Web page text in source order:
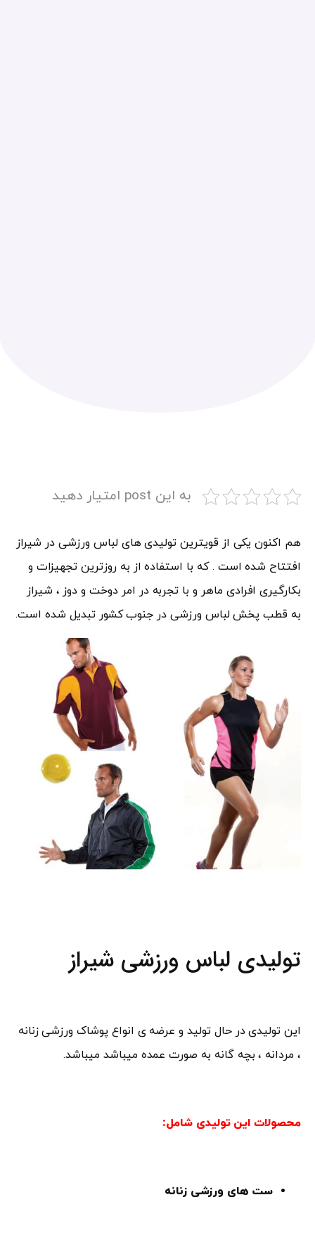
به این post امتیار دهید
هم اکنون یکی از قویترین تولیدی های لباس ورزشی در شیراز
افتتاح شده است . که با استفاده از به روزترین تجهیزات و
بکارگیری افرادی ماهر و با تجربه در امر دوخت و دوز ، شیراز
به قطب پخش لباس ورزشی در جنوب کشور تبدیل شده است.
تولیدی لباس ورزشی شیراز
این تولیدی در حال تولید و عرضه ی انواع پوشاک ورزشی زنانه
، مردانه ، بچه گانه به صورت عمده میباشد میباشد.
محصولات این تولیدی شامل:
ست های ورزشی زنانه